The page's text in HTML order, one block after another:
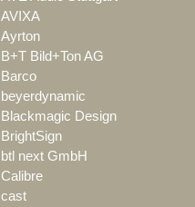
AVIXA
Ayrton
B+T Bild+Ton AG
Barco
beyerdynamic
Blackmagic Design
BrightSign
btl next GmbH
Calibre
cast